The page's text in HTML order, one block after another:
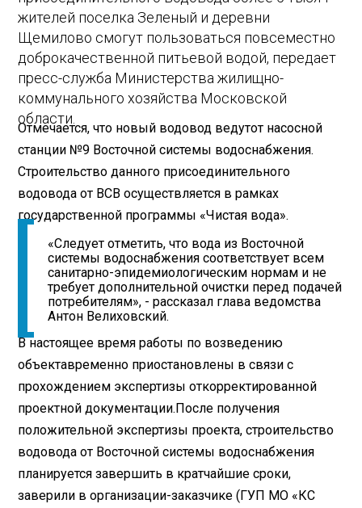
жителей поселка Зеленый и деревни
Щемилово смогут пользоваться повсеместно
доброкачественной питьевой водой, передает
пресс-служба Министерства жилищно-
коммунального хозяйства Московской
области.
Отмечается, что новый водовод ведутот насосной
станции №9 Восточной системы водоснабжения.
Строительство данного присоединительного
водовода от ВСВ осуществляется в рамках
государственной программы «Чистая вода».
«Следует отметить, что вода из Восточной
системы водоснабжения соответствует всем
санитарно-эпидемиологическим нормам и не
требует дополнительной очистки перед подачей
потребителям», - рассказал глава ведомства
Антон Велиховский.
В настоящее время работы по возведению
объектавременно приостановлены в связи с
прохождением экспертизы откорректированной
проектной документации.После получения
положительной экспертизы проекта, строительство
водовода от Восточной системы водоснабжения
планируется завершить в кратчайшие сроки,
заверили в организации-заказчике (ГУП МО «КС